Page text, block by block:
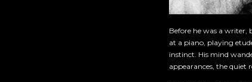
Before he was a writer,
at a piano, playing
instinct. His mind
appearances, the quiet